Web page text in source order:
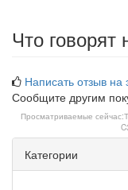
Что
Написать отзыв на
Сообщите другим
Просматриваемые сейчас:
Категории